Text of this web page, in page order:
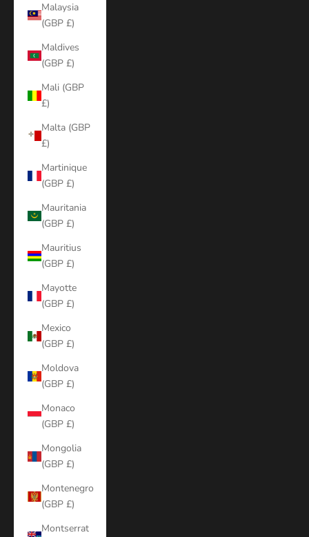
Malaysia
(GBP £)
Maldives
(GBP £)
Mali (GBP
£)
Malta (GBP
£)
Martinique
(GBP £)
Mauritania
(GBP £)
Mauritius
(GBP £)
Mayotte
(GBP £)
Mexico
(GBP £)
Moldova
(GBP £)
Monaco
(GBP £)
Mongolia
(GBP £)
Montenegro
(GBP £)
Montserrat